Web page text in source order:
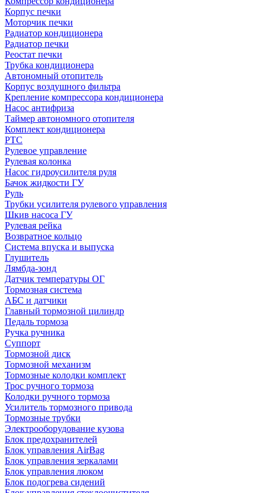
Корпус печки
Моторчик печки
Радиатор кондиционера
Радиатор печки
Реостат печки
Трубка кондиционера
Автономный отопитель
Корпус воздушного фильтра
Крепление компрессора кондиционера
Насос антифриза
Таймер автономного отопителя
Комплект кондиционера
РТС
Рулевое управление
Рулевая колонка
Насос гидроусилителя руля
Бачок жидкости ГУ
Руль
Трубки усилителя рулевого управления
Шкив насоса ГУ
Рулевая рейка
Возвратное кольцо
Система впуска и выпуска
Глушитель
Лямбда-зонд
Датчик температуры ОГ
Тормозная система
АБС и датчики
Главный тормозной цилиндр
Педаль тормоза
Ручка ручника
Суппорт
Тормозной диск
Тормозной механизм
Тормозные колодки комплект
Трос ручного тормоза
Колодки ручного тормоза
Усилитель тормозного привода
Тормозные трубки
Электрооборудование кузова
Блок предохранителей
Блок управления AirBag
Блок управления зеркалами
Блок управления люком
Блок подогрева сидений